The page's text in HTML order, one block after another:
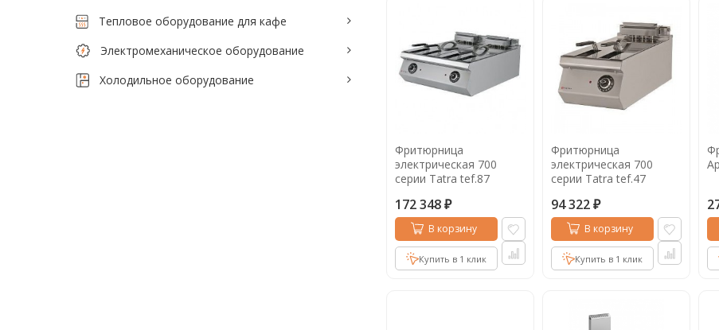
Фритюрница
электрическая 700
серии Tatra tef.87
172 348 ₽
В корзину
Купить в 1 клик
Фритюрница
электрическая 700
серии Tatra tef.47
94 322 ₽
В корзину
Купить в 1 клик
Тепловое оборудование для кафе
Электромеханическое оборудование
Холодильное оборудование